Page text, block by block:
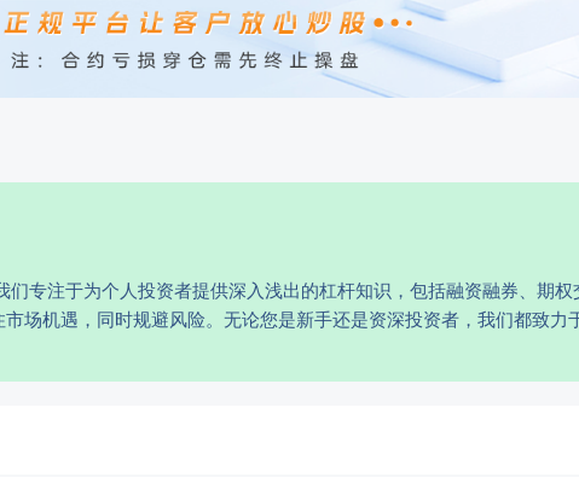
专注于为个人投资者提供深入浅出的杠杆知识，包括融资融券、期
场机遇，同时规避风险。无论您是新手还是资深投资者，我们都致